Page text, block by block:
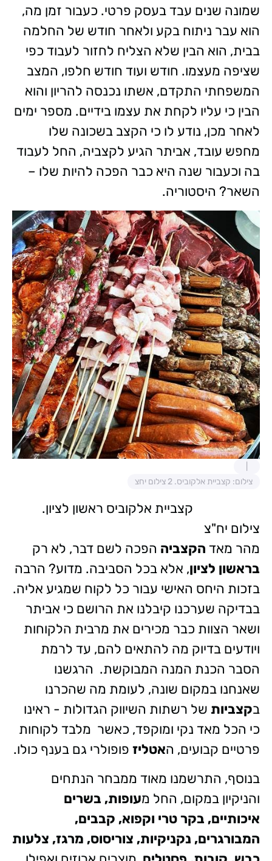
שמונה שנים עבד בעסק פרטי. כעבור זמן מה,
הוא עבר ניתוח בקע ולאחר חודש של החלמה
בבית, הוא הבין שלא הצליח לחזור לעבוד כפי
שציפה מעצמו. חודש ועוד חודש חלפו, המצב
המשפחתי התקדם, אשתו נכנסה להריון והוא
הבין כי עליו לקחת את עצמו בידיים. מספר ימים
לאחר מכן, נודע לו כי הקצב בשכונה שלו
מחפש עובד, אביתר הגיע לקצביה, החל לעבוד
בה וכעבור שנה היא כבר הפכה להיות שלו –
השאר? היסטוריה.
צילום: קצביית אלקוביס. 2 צילום יחצ
קצביית אלקוביס ראשון לציון.
צילום יח"צ
מהר מאד הקצביה הפכה לשם דבר, לא רק
בראשון לציון, אלא בכל הסביבה. מדוע? הרבה
בזכות היחס האישי עבור כל לקוח שמגיע אליה.
בבדיקה שערכנו קיבלנו את הרושם כי אביתר
ושאר הצוות כבר מכירים את מרבית הלקוחות
ויודעים בדיוק מה להתאים להם, עד לרמת
הסבר הכנת המנה המבוקשת. הרגשנו
שאנחנו במקום שונה, לעומת מה שהכרנו
בקצביות של רשתות השיווק הגדולות - ראינו
כי הכל מאד נקי ומוקפד, כאשר מלבד לקוחות
פרטיים קבועים, האטליז פופולרי גם בענף כולו.
בנוסף, התרשמנו מאוד ממבחר הנתחים
והניקיון במקום, החל מעופות, בשרים
איכותיים, בקר טרי וקפוא, קבבים,
המבורגרים, נקניקיות, צוריסוס, מרגז, צלעות